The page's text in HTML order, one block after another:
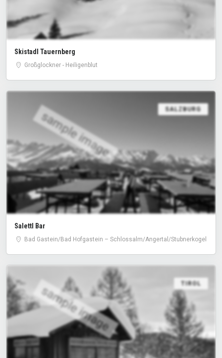
Skistadl Tauernberg
Großglockner - Heiligenblut
sample image
SALZBURG
Salettl Bar
Bad Gastein/​Bad Hofgastein – Schlossalm/​Angertal/​Stubnerkogel
sample image
TIROL